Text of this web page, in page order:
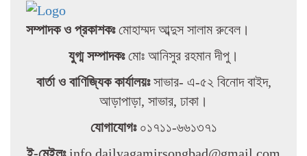
সম্পাদক ও প্রকাশকঃমোহাম্মদ আব্দুস সালাম রুবেল।
যুগ্ম সম্পাদকঃমোঃ আনিসুর রহমান দীপু।
বার্তা ও বাণিজ্যিক কার্যালয়ঃসাভার- এ-৫২ বিনোদ বাইদ,
আড়াপাড়া, সাভার, ঢাকা।
যোগাযোগঃ০১৭১১-৬৬১৩৭১